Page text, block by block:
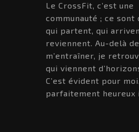
Le CrossFit, c’est une
communauté ; ce sont
qui partent, qui
reviennent. Au-delà
m’entraîner, je
qui viennent
C’est évident pour
parfaitement heureux